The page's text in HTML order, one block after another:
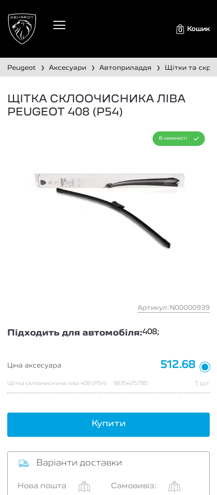
0 Кошик
peugeot ❯ аксесуари ❯ автоприладдя ❯ щітки та
ЩІТКА СКЛООЧИСНИКА ЛІВА
PEUGEOT 408 (P54)
В наявності
Артикул:N00000939
Підходить для автомобіля:408;
Ціна аксесуара 512.68
Щітка склоочисника ліва 408 (P54) 9835425780 1 шт
Купити
Варіанти доставки
Нова пошта
Самовивіз: